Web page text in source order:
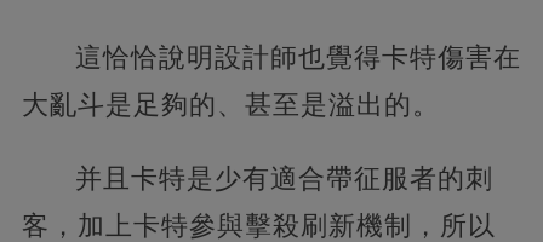
這恰恰說明設計師也覺得卡特傷害在
大亂斗是足夠的、甚至是溢出的。
并且卡特是少有適合帶征服者的刺
客，加上卡特參與擊殺刷新機制，所以